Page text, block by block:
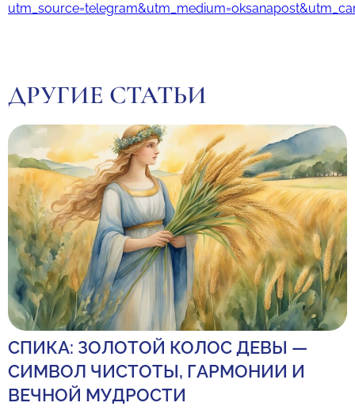
ДРУГИЕ СТАТЬИ
СПИКА: ЗОЛОТОЙ КОЛОС ДЕВЫ —
СИМВОЛ ЧИСТОТЫ, ГАРМОНИИ И
ВЕЧНОЙ МУДРОСТИ